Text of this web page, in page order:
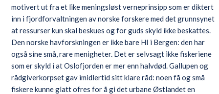
motivert ut fra et like meningsløst verneprinsipp som er diktert
inn i fjordforvaltningen av norske forskere med det grunnsynet
at ressurser kun skal beskues og for guds skyld ikke beskattes.
Den norske havforskningen er ikke bare HI i Bergen: den har
også sine små, rare menigheter. Det er selvsagt ikke fiskeriene
som er skyld i at Oslofjorden er mer enn halvdød. Gallupen og
rådgiverkorpset gav imidlertid sitt klare råd: noen få og små
fiskere kunne glatt ofres for å gi det urbane Østlandet en